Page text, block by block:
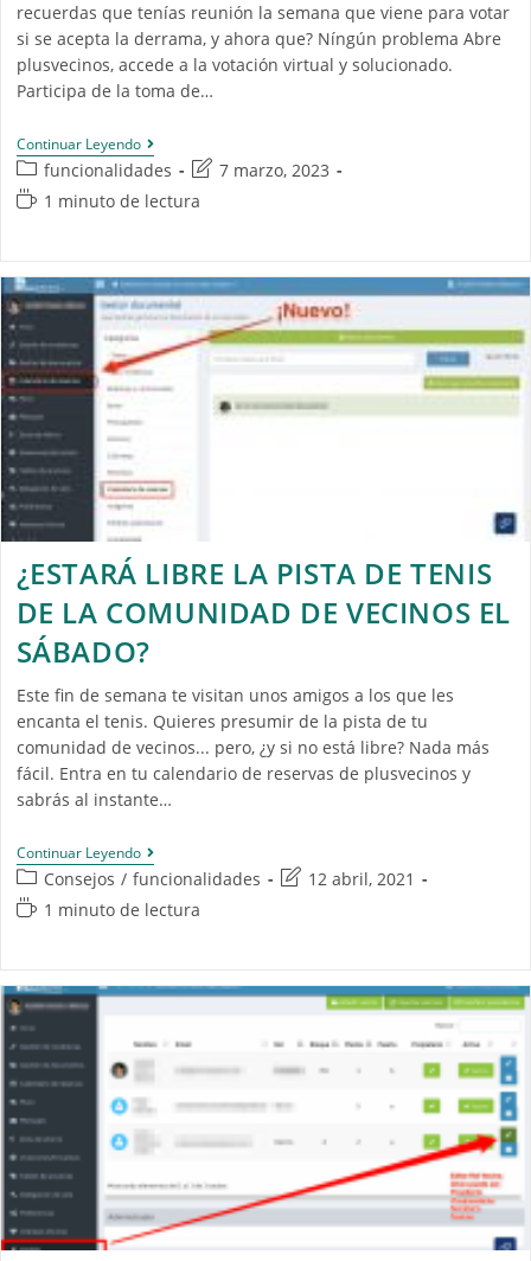
recuerdas que tenías reunión la semana que viene para votar
si se acepta la derrama, y ahora que? Níngún problema Abre
plusvecinos, accede a la votación virtual y solucionado.
Participa de la toma de…
Continuar Leyendo
funcionalidades
7 marzo, 2023
1 minuto de lectura
¿ESTARÁ LIBRE LA PISTA DE TENIS
DE LA COMUNIDAD DE VECINOS EL
SÁBADO?
Este fin de semana te visitan unos amigos a los que les
encanta el tenis. Quieres presumir de la pista de tu
comunidad de vecinos... pero, ¿y si no está libre? Nada más
fácil. Entra en tu calendario de reservas de plusvecinos y
sabrás al instante…
Continuar Leyendo
Consejos / funcionalidades
12 abril, 2021
1 minuto de lectura